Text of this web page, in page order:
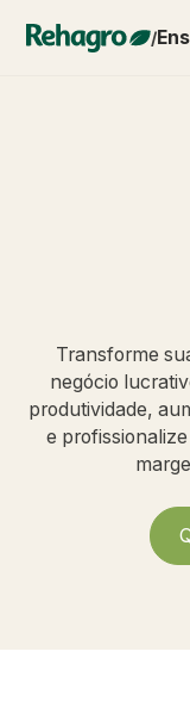
/
Transforme
negócio
produtividade,
e